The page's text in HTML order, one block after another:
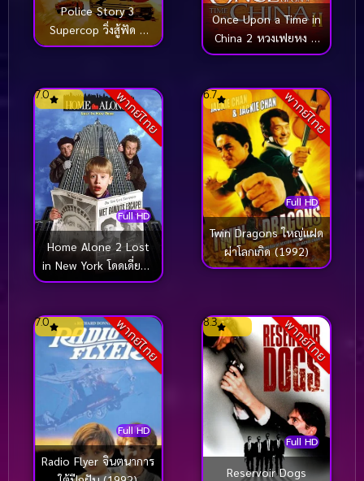
Police Story 3
Supercop วิ่งสู้ฟัด 3
(1992)
Once Upon a Time in
China 2 หวงเฟยหง 2
ถล่มมารยุทธจักร
พากย์ไทย
Full HD
7.0
Home Alone 2 Lost
in New York โดดเดี่ยวผู้
น่ารัก 2 ตอน หลงใน
พากย์ไทย
Full HD
6.7
Twin Dragons ใหญ่แฝด
ผ่าโลกเกิด (1992)
พากย์ไทย
Full HD
7.0
Radio Flyer จินตนาการ
พากย์ไทย
Full HD
8.3
Reservoir Dogs
Full HD